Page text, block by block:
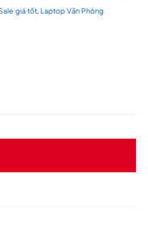
giá tốt Laptop Văn Phòng